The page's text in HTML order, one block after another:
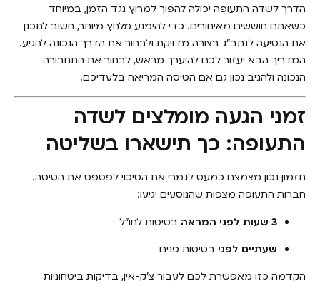
הדרך לשדה התעופה יכולה להפוך למרוץ נגד הזמן, במיוחד
כשאתם חוששים מאיחורים. כדי להימנע מלחץ מיותר, חשוב לתכנן
את הנסיעה לנתב״ג בצורה מדויקת ולבחור את הדרך הנכונה להגיע.
המדריך הבא יעזור לכם להיערך מראש, לבחור את התחבורה
הנכונה ולהגיב נכון גם אם הטיסה המריאה בלעדיכם.
זמני הגעה מומלצים לשדה
התעופה: כך תישארו בשליטה
תזמון נכון מצמצם כמעט לגמרי את הסיכוי לפספס את הטיסה.
חברות התעופה מצפות שהנוסעים יגיעו:
בטיסות לחו״ל
שעתיים לפניבטיסות פנים
הקדמה כזו מאפשרת לכם לעבור צ’ק-אין, בדיקות ביטחוניות